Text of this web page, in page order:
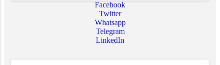
Facebook
Twitter
Whatsapp
Telegram
LinkedIn